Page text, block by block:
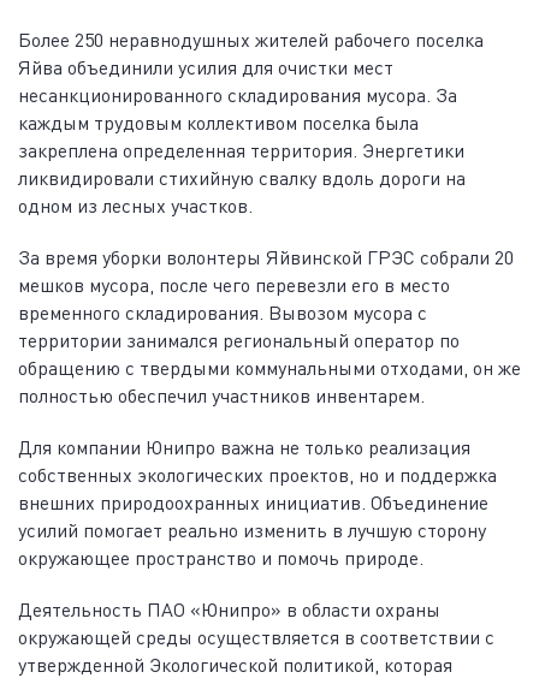
Более 250 неравнодушных жителей рабочего поселка
Яйва объединили усилия для очистки мест
несанкционированного складирования мусора. За
каждым трудовым коллективом поселка была
закреплена определенная территория. Энергетики
ликвидировали стихийную свалку вдоль дороги на
одном из лесных участков.
За время уборки волонтеры Яйвинской ГРЭС собрали 20
мешков мусора, после чего перевезли его в место
временного складирования. Вывозом мусора с
территории занимался региональный оператор по
обращению с твердыми коммунальными отходами, он же
полностью обеспечил участников инвентарем.
Для компании Юнипро важна не только реализация
собственных экологических проектов, но и поддержка
внешних природоохранных инициатив. Объединение
усилий помогает реально изменить в лучшую сторону
окружающее пространство и помочь природе.
Деятельность ПАО «Юнипро» в области охраны
окружающей среды осуществляется в соответствии с
утвержденной Экологической политикой, которая